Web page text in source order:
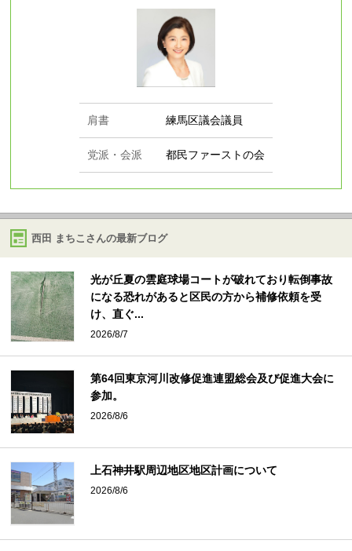
肩書 練馬区議会議員
党派・会派 都民ファーストの会
西田 まちこさんの最新ブログ
光が丘夏の雲庭球場コートが破れており転倒事故
になる恐れがあると区民の方から補修依頼を受
け、直ぐ...
2026/8/7
第64回東京河川改修促進連盟総会及び促進大会に
参加。
2026/8/6
上石神井駅周辺地区地区計画について
2026/8/6